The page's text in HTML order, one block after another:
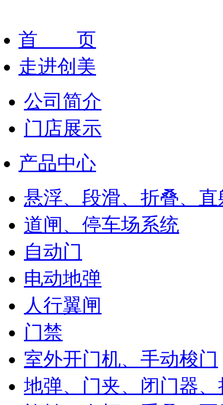
首 页
走进创美
公司简介
门店展示
产品中心
悬浮、段滑、折叠、直
道闸、停车场系统
自动门
电动地弹
人行翼闸
门禁
室外开门机、手动梭门
地弹、门夹、闭门器、